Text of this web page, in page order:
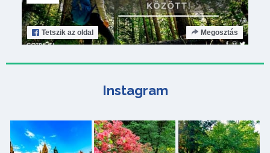
Tetszik az oldal Megosztás
Instagram